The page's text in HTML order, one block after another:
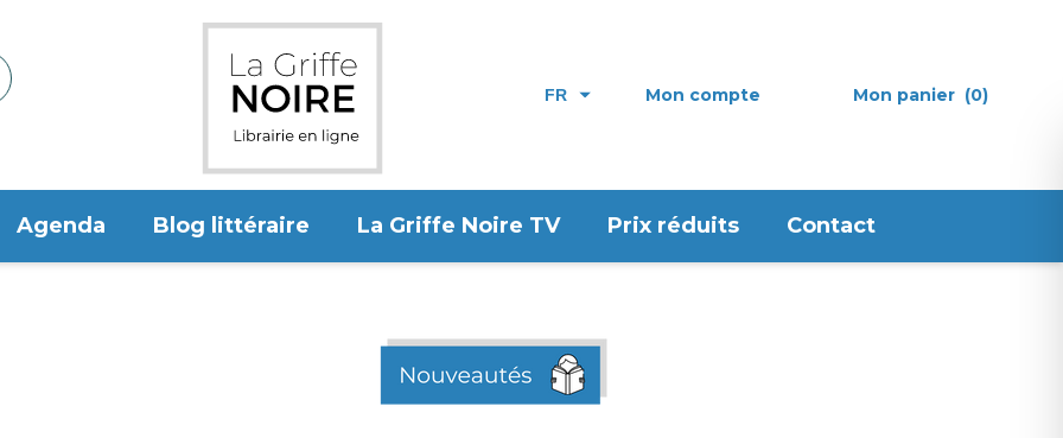
FR Mon compte Mon panier (0)
Agenda Blog littéraire La Griffe Noire TV Prix réduits Contact